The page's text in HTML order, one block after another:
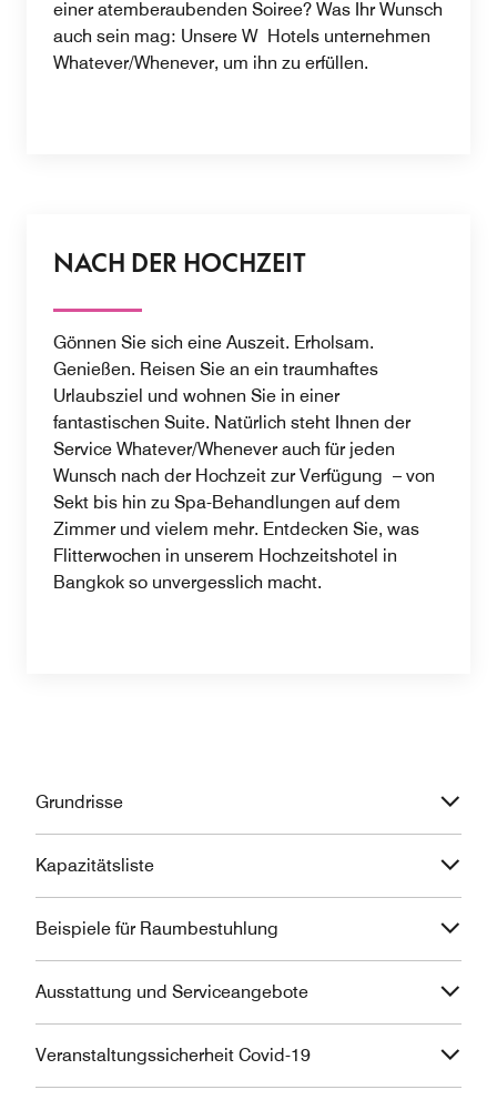
einer atemberaubenden Soiree? Was Ihr Wunsch
auch sein mag: Unsere W Hotels unternehmen
Whatever/Whenever, um ihn zu erfüllen.
NACH DER HOCHZEIT
Gönnen Sie sich eine Auszeit. Erholsam.
Genießen. Reisen Sie an ein traumhaftes
Urlaubsziel und wohnen Sie in einer
fantastischen Suite. Natürlich steht Ihnen der
Service Whatever/Whenever auch für jeden
Wunsch nach der Hochzeit zur Verfügung – von
Sekt bis hin zu Spa-Behandlungen auf dem
Zimmer und vielem mehr. Entdecken Sie, was
Flitterwochen in unserem Hochzeitshotel in
Bangkok so unvergesslich macht.
Grundrisse
Kapazitätsliste
Beispiele für Raumbestuhlung
Ausstattung und Serviceangebote
Veranstaltungssicherheit Covid-19